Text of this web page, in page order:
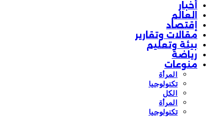
أخبار
العالم
إقتصاد
مقالات وتقارير
بيئة وتعليم
رياضة
منوعات
المرأة
تكنولوجيا
الكل
المرأة
تكنولوجيا